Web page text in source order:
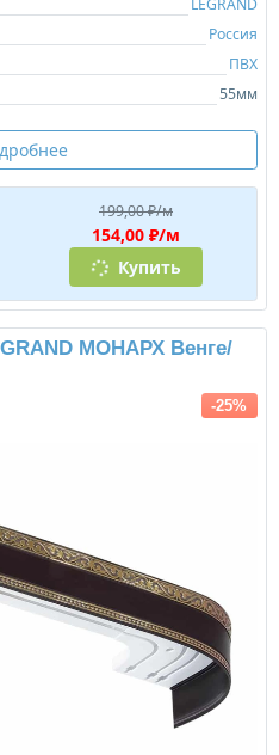
Россия
ПВХ
55мм
199,00 ₽/м
154,00 ₽/м
Купить
МОНАРХ Венге/
-25%